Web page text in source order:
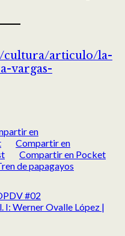
cultura/articulo/la-
vargas-
en
Compartir en
Compartir en Pocket
de papagayos
#02
I: Werner Ovalle López |